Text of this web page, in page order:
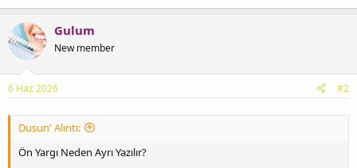
Gulum
New member
6 Haz 2026 #2
Dusun' Alıntı:
Ön Yargı Neden Ayrı Yazılır?